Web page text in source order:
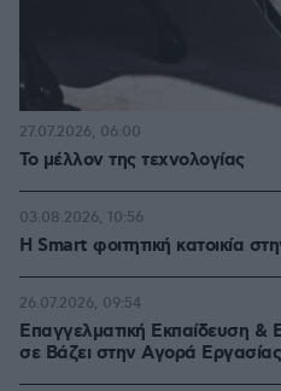
Το μέλλον της τεχνολογίας
27.07.2026, 06:00
Η Smart φοιτητική κατοικία
03.08.2026, 10:56
Επαγγελματική Εκπαίδευση &
σε Bάζει στην Aγορά Eργασίας
26.07.2026, 09:54